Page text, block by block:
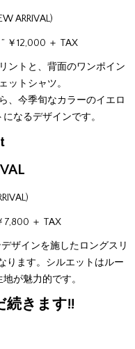
ARRIVAL)
￥12,000 ＋ TAX
ントと、背面のワンポイン
ットシャツ。
、今季旬なカラーのイエロ
なるデザインです。
7,800 ＋ TAX
ザインを施したロングスリ
ります。シルエットはルー
が魅力的です。
続きます!!